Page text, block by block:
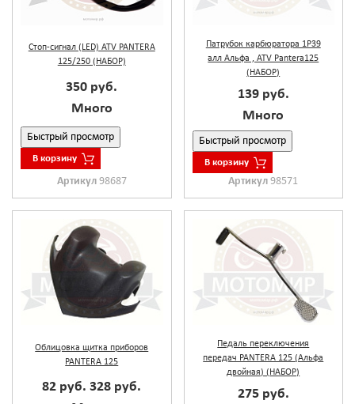
Стоп-сигнал (LED) ATV PANTERA
125/250 (НАБОР)
350 руб.
Много
Быстрый просмотр
В корзину
Артикул 98687
Патрубок карбюратора 1Р39
алл Альфа , ATV Pantera125
(НАБОР)
139 руб.
Много
Быстрый просмотр
В корзину
Артикул98571
Облицовка щитка приборов
PANTERA 125
82 руб.328 руб.
Педаль переключения
передач PANTERA 125 (Альфа
двойная) (НАБОР)
275 руб.